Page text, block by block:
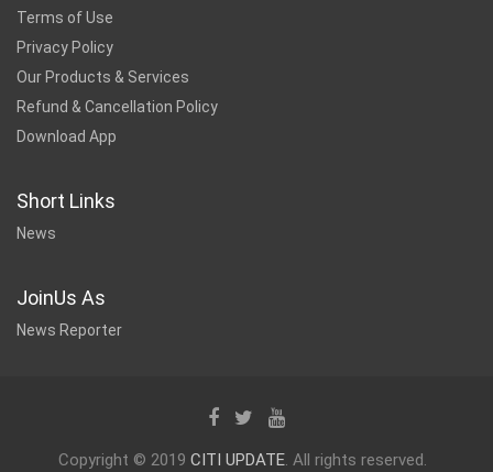
Terms of Use
Privacy Policy
Our Products & Services
Refund & Cancellation Policy
Download App
Short Links
News
JoinUs As
News Reporter
Copyright © 2019 CITI UPDATE. All rights reserved.